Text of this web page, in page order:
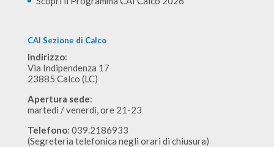
CAI Sezione di Calco
Indirizzo:
Via Indipendenza 17
23885 Calco (LC)
Apertura sede:
martedì / venerdì, ore 21-23
Telefono: 039.2186933
(Segreteria telefonica negli orari di chiusura)